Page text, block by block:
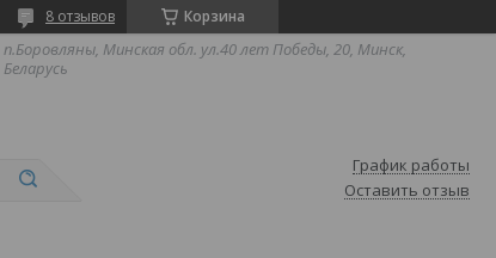
Корзина
8 отзывов
п.Боровляны, Минская обл. ул.40 лет Победы, 20, Минск,
Беларусь
График работы
Оставить отзыв